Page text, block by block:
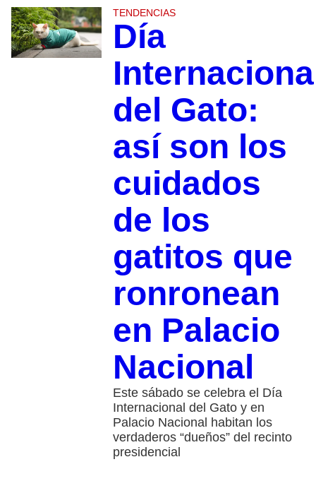
TENDENCIAS
Día
del Gato:
así son los
cuidados
de los
gatitos que
ronronean
en Palacio
Nacional
Este sábado se celebra el Día
Internacional del Gato y en
Palacio Nacional habitan los
verdaderos “dueños” del recinto
presidencial